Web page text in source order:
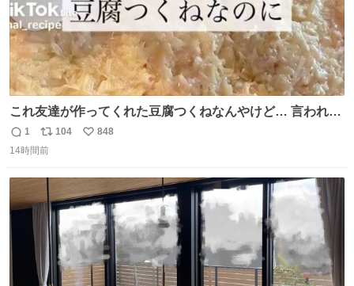
これ友達が作ってくれた豆腐つくねなんやけど… 言われる
まで豆腐って気づかなかった🤣✨ふわふわで食べ応えある
し普通につくねより好きかもしれん🥹🤍 ダイエット中でも
返
信
1
リ
ポ
ト
数
104
い
848
14時間前